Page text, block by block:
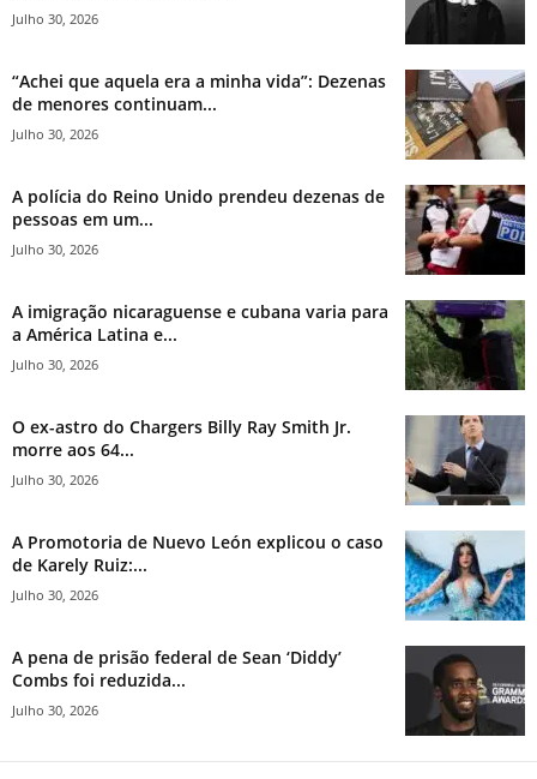
Julho 30, 2026
“Achei que aquela era a minha vida”: Dezenas
de menores continuam...
Julho 30, 2026
A polícia do Reino Unido prendeu dezenas de
pessoas em um...
Julho 30, 2026
A imigração nicaraguense e cubana varia para
a América Latina e...
Julho 30, 2026
O ex-astro do Chargers Billy Ray Smith Jr.
morre aos 64...
Julho 30, 2026
A Promotoria de Nuevo León explicou o caso
de Karely Ruiz:...
Julho 30, 2026
A pena de prisão federal de Sean ‘Diddy’
Combs foi reduzida...
Julho 30, 2026